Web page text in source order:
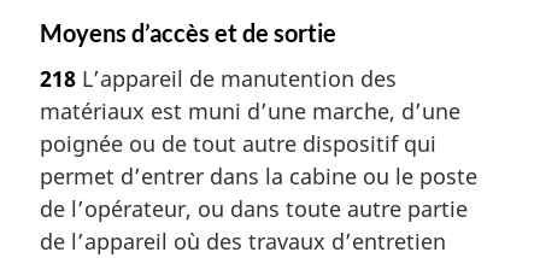
Moyens d’accès et de sortie
218 L’appareil de manutention des
matériaux est muni d’une marche, d’une
poignée ou de tout autre dispositif qui
permet d’entrer dans la cabine ou le poste
de l’opérateur, ou dans toute autre partie
de l’appareil où des travaux d’entretien